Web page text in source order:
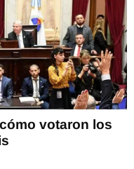
votaron los